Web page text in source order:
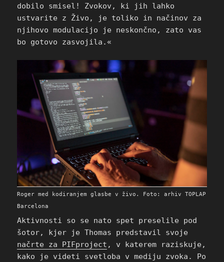
dobilo smisel! Zvokov, ki jih lahko
ustvarite z Živo, je toliko in načinov za
njihovo modulacijo je neskončno, zato vas
bo gotovo zasvojila.«
Roger med kodiranjem glasbe v živo. Foto: arhiv TOPLAP
Barcelona
Aktivnosti so se nato spet preselile pod
šotor, kjer je Thomas predstavil svoje
načrte za PIFproject , v katerem raziskuje,
kako je videti svetloba v mediju zvoka. Po